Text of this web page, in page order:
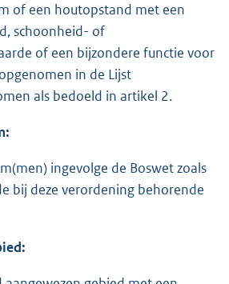
of een houtopstand met een
schoonheid- of
of een bijzondere functie voor
in de Lijst
als bedoeld in artikel 2.
ingevolge de Boswet zoals
bij deze verordening behorende